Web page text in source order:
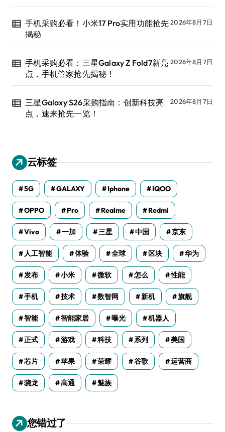
手机采购必看！小米17 Pro实用功能抢先
揭秘
2026年8月7日
手机采购必看：三星Galaxy Z Fold7新亮
点，手机管家抢先揭秘！
2026年8月7日
三星Galaxy S26采购指南：创新科技亮
点，速来抢先一览！
2026年8月7日
云标签
5G GALAXY Iphone IQOO
OPPO Pro Realme Redmi
Vivo 一加 三星 中国 京东
人工智能 体验 全球 区块 华为
发布 小米 微软 怎么 性能
手机 技术 数智网 新机 旗舰
智能 智能家居 曝光 机器人
正式 游戏 科技 系列 美国
芯片 苹果 荣耀 谷歌 运营商
骁龙 高通 魅族
您错过了